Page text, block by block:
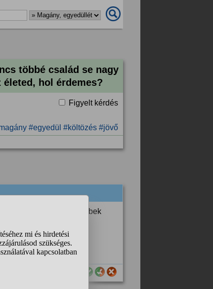
többé család se nagy
hol érdemes?
Figyelt kérdés
#egyedül #költözés #jövő
meg lehet szokni,többek